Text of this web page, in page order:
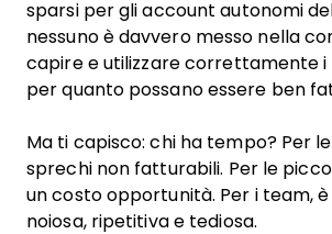
sparsi per gli account autonomi
nessuno è davvero messo nella
capire e utilizzare correttamente i
per quanto possano essere ben
Ma ti capisco: chi ha tempo? Per
sprechi non fatturabili. Per le
un costo opportunità. Per i team, è
noiosa, ripetitiva e tediosa.